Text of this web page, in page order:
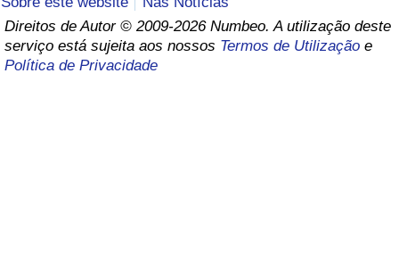
Direitos de Autor © 2009-2026 Numbeo. A utilização deste
serviço está sujeita aos nossos Termos de Utilização e
Política de Privacidade
Taxa do Indicador de Crime (Atual)